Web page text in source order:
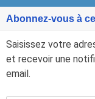
Abonnez-vous à
Saisissez votre
et recevoir une
email.